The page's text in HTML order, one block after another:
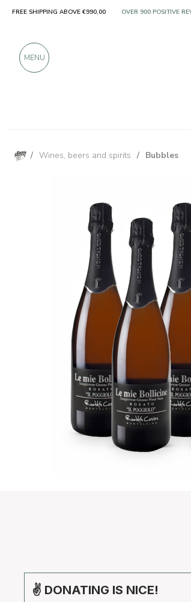
/ Wines, beers and spirits / Bubbles
✌ DONATING IS NICE!
FREE SHIPPING ABOVE €990,00 ONLY PRODUCTS
MENU